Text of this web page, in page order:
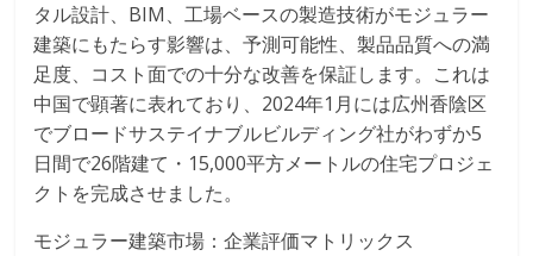
タル設計、BIM、工場ベースの製造技術がモジュラー
建築にもたらす影響は、予測可能性、製品品質への満
足度、コスト面での十分な改善を保証します。これは
中国で顕著に表れており、2024年1月には広州香陰区
でブロードサステイナブルビルディング社がわずか5
日間で26階建て・15,000平方メートルの住宅プロジェ
クトを完成させました。
モジュラー建築市場：企業評価マトリックス